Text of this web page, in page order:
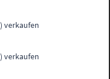
verkaufen
verkaufen